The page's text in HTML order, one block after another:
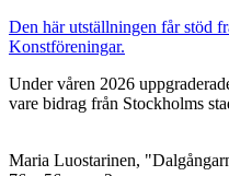
Den här utställningen får stöd
Konstföreningar.
Under våren 2026
vare bidrag från Stockholms
Maria Luostarinen,